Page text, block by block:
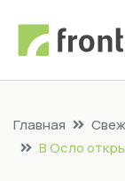
Главная
В Осло